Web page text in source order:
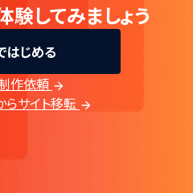
験してみましょう
はじめる
作依頼
サイト移転